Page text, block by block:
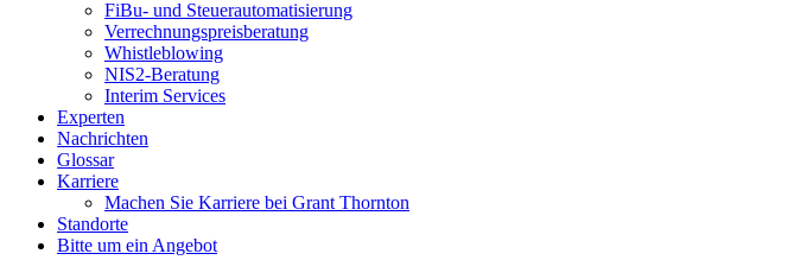
FiBu- und Steuerautomatisierung
Verrechnungspreisberatung
Whistleblowing
NIS2-Beratung
Interim Services
Experten
Nachrichten
Glossar
Karriere
Machen Sie Karriere bei Grant Thornton
Standorte
Bitte um ein Angebot